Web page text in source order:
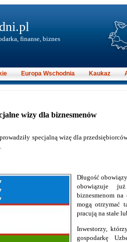
wizy dla biznesmenów
specjalną wizę dla
Długość
obowiązuje
biznesmenom
mogą otrzymać
pracują na stałe
Inwestorzy,
gospodarkę
finanse, biznes
Europa Wschodnia Kaukaz